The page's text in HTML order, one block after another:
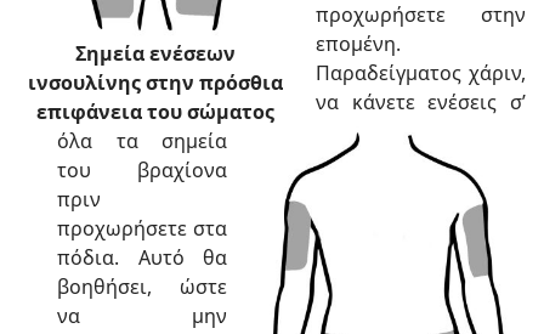
Σημεία ενέσεων
ινσουλίνης στην πρόσθια
επιφάνεια του σώματος
προχωρήσετε στην
επομένη.
Παραδείγματος χάριν,
να κάνετε ενέσεις σ’
όλα τα σημεία
του βραχίονα
πριν
προχωρήσετε στα
πόδια. Αυτό θα
βοηθήσει, ώστε
να μην